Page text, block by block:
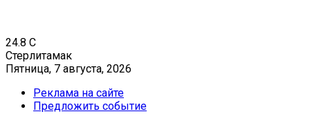
24.8 C
Стерлитамак
Пятница, 7 августа, 2026
Реклама на сайте
Предложить событие